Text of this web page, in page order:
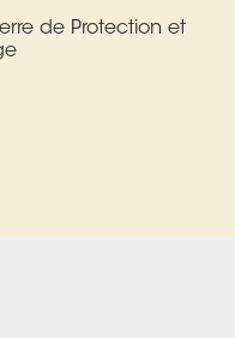
de Protection et